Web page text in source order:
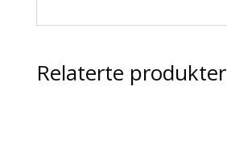
Relaterte produkter